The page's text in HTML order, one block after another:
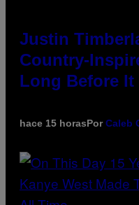
Justin
Country-
Long Before It
hace 15 horasPorCaleb